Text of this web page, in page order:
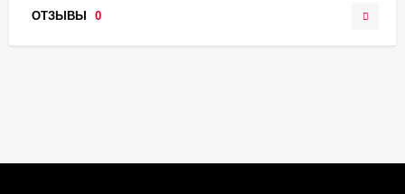
ОТЗЫВЫ 0